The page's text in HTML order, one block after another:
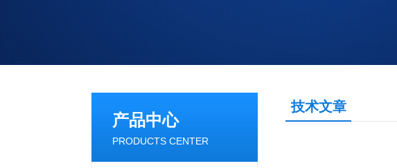
产品中心
PRODUCTS CENTER
技术文章